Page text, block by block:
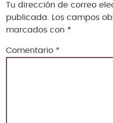
Tu dirección de correo
publicada.
Los campos
marcados con *
Comentario *